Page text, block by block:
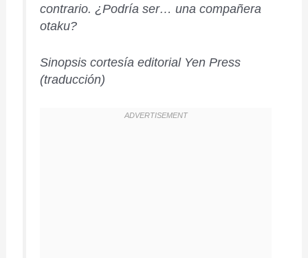
contrario. ¿Podría ser… una compañera
otaku?
Sinopsis cortesía editorial Yen Press
(traducción)